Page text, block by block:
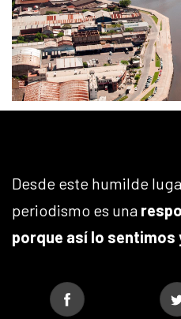
Desde este humilde
periodismo es una
porque así lo sentimos